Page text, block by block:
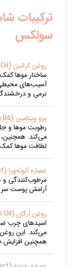
ترکیبات
سولکس
روغن کراتین (Keratin Oil):
ساختار موها
آسیب‌های
نرمی و
پرو ویتامین B5 (Pro-Vitamin B5):
رطوبت موها و
لطافت موها
عصاره آلوئه‌ورا (Aloe Vera Extract):
مرطوب‌کنندگی
آرامش پوست
روغن آرگان (Argan Oil):
اسیدهای چرب
می‌کند. این
همچنین